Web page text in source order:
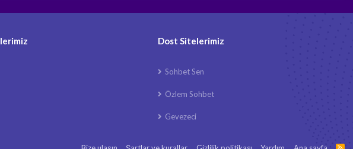
Dost Sitelerimiz
Sohbet Sen
Özlem Sohbet
Gevezeci
R